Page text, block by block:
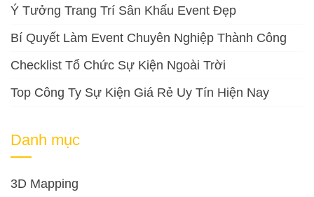
Ý Tưởng Trang Trí Sân Khấu Event Đẹp
Bí Quyết Làm Event Chuyên Nghiệp Thành Công
Checklist Tổ Chức Sự Kiện Ngoài Trời
Top Công Ty Sự Kiện Giá Rẻ Uy Tín Hiện Nay
Danh mục
3D Mapping